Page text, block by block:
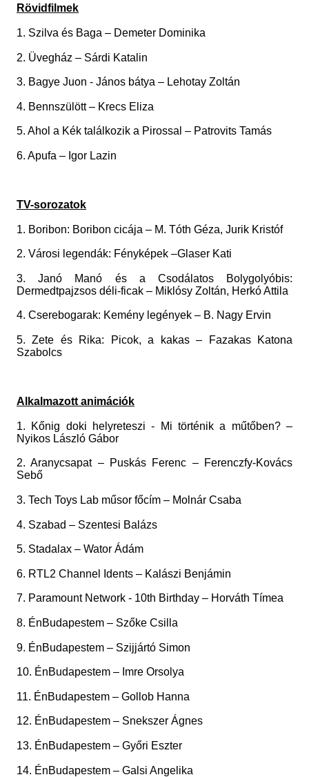
Rövidfilmek
1. Szilva és Baga – Demeter Dominika
2. Üvegház – Sárdi Katalin
3. Bagye Juon - János bátya – Lehotay Zoltán
4. Bennszülött – Krecs Eliza
5. Ahol a Kék találkozik a Pirossal – Patrovits Tamás
6. Apufa – Igor Lazin
TV-sorozatok
1. Boribon: Boribon cicája – M. Tóth Géza, Jurik Kristóf
2. Városi legendák: Fényképek –Glaser Kati
3. Janó Manó és a Csodálatos Bolygolyóbis:
Dermedtpajzsos déli-ficak – Miklósy Zoltán, Herkó Attila
4. Cserebogarak: Kemény legények – B. Nagy Ervin
5. Zete és Rika: Picok, a kakas – Fazakas Katona
Szabolcs
Alkalmazott animációk
1. Kőnig doki helyreteszi - Mi történik a műtőben? –
Nyikos László Gábor
2. Aranycsapat – Puskás Ferenc – Ferenczfy-Kovács
Sebő
3. Tech Toys Lab műsor főcím – Molnár Csaba
4. Szabad – Szentesi Balázs
5. Stadalax – Wator Ádám
6. RTL2 Channel Idents – Kalászi Benjámin
7. Paramount Network - 10th Birthday – Horváth Tímea
8. ÉnBudapestem – Szőke Csilla
9. ÉnBudapestem – Szijjártó Simon
10. ÉnBudapestem – Imre Orsolya
11. ÉnBudapestem – Gollob Hanna
12. ÉnBudapestem – Snekszer Ágnes
13. ÉnBudapestem – Győri Eszter
14. ÉnBudapestem – Galsi Angelika